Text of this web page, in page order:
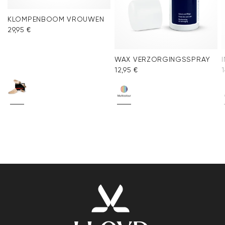
KLOMPENBOOM VROUWEN
29,95 €
WAX VERZORGINGSSPRAY
12,95 €